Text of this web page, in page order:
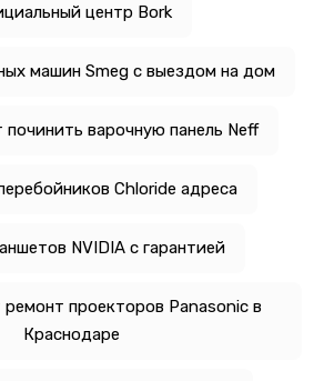
центр Bork
машин Smeg с выездом на дом
починить варочную панель Neff
Chloride адреса
NVIDIA с гарантией
проекторов Panasonic в
Краснодаре